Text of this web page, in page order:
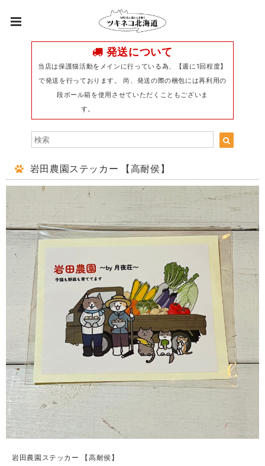
発送について
当店は保護猫活動をメインに行っている為、【週に1回程度】
で発送を行っております。 尚、発送の際の梱包には再利用の
段ボール箱を使用させていただくこともございま
す。
岩田農園ステッカー 【高耐侯】
岩田農園ステッカー 【高耐侯】